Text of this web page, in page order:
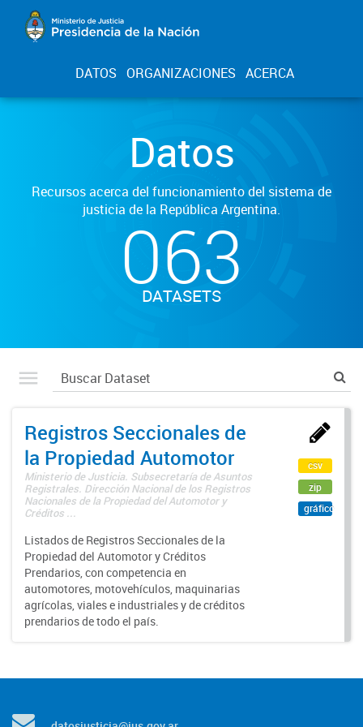
DATOS ORGANIZACIONES ACERCA
Datos
Recursos acerca del funcionamiento del sistema de
justicia de la República Argentina.
063
DATASETS
Registros Seccionales de
la Propiedad Automotor
Ministerio de Justicia. Subsecretaría de Asuntos
Registrales. Dirección Nacional de los Registros
Nacionales de la Propiedad del Automotor y
Créditos ...
Listados de Registros Seccionales de la
Propiedad del Automotor y Créditos
Prendarios, con competencia en
automotores, motovehículos, maquinarias
agrícolas, viales e industriales y de créditos
prendarios de todo el país.
csv
zip
gráfico